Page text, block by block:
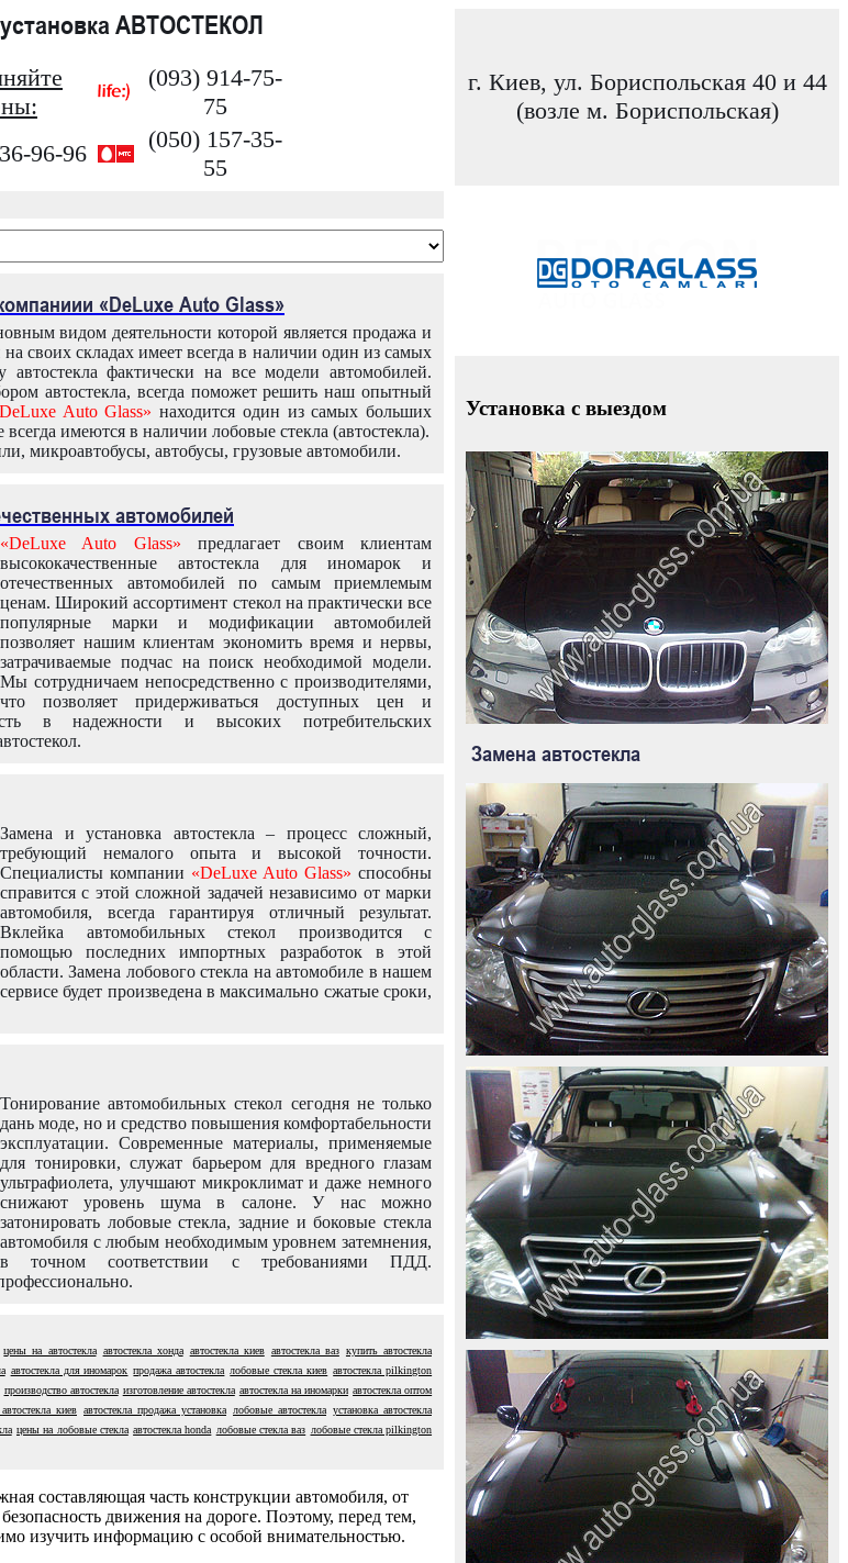
АВТОСТЕКОЛ
(093) 914-75-
75
96-96
(050) 157-35-
55
г. Киев, ул. Бориспольская 40 и 44
(возле м. Бориспольская)
«DeLuxe Auto Glass»
видом деятельности которой является продажа и
своих складах имеет всегда в наличии один из самых
фактически на все модели автомобилей.
автостекла, всегда поможет решить наш опытный
Auto Glass» находится один из самых больших
всегда имеются в наличии лобовые стекла (автостекла).
микроавтобусы, автобусы, грузовые автомобили.
автомобилей
«DeLuxe Auto Glass» предлагает своим клиентам
высококачественные автостекла для иномарок и
отечественных автомобилей по самым приемлемым
ценам. Широкий ассортимент стекол на практически все
популярные марки и модификации автомобилей
позволяет нашим клиентам экономить время и нервы,
затрачиваемые подчас на поиск необходимой модели.
Мы сотрудничаем непосредственно с производителями,
что позволяет придерживаться доступных цен и
в надежности и высоких потребительских
Замена и установка автостекла – процесс сложный,
требующий немалого опыта и высокой точности.
Специалисты компании «DeLuxe Auto Glass» способны
справится с этой сложной задачей независимо от марки
автомобиля, всегда гарантируя отличный результат.
Вклейка автомобильных стекол производится с
помощью последних импортных разработок в этой
области. Замена лобового стекла на автомобиле в нашем
сервисе будет произведена в максимально сжатые сроки,
Тонирование автомобильных стекол сегодня не только
дань моде, но и средство повышения комфортабельности
эксплуатации. Современные материалы, применяемые
для тонировки, служат барьером для вредного глазам
ультрафиолета, улучшают микроклимат и даже немного
снижают уровень шума в салоне. У нас можно
затонировать лобовые стекла, задние и боковые стекла
автомобиля с любым необходимым уровнем затемнения,
в точном соответствии с требованиями ПДД.
цены на автостекла автостекла хонда автостекла киев автостекла ваз купить автостекла
автостекла для иномарок продажа автостекла лобовые стекла киев автостекла pilkington
производство автостекла изготовление автостекла автостекла на иномарки автостекла оптом
киев автостекла продажа установка лобовые автостекла установка автостекла
цены на лобовые стекла автостекла honda лобовые стекла ваз лобовые стекла pilkington
составляющая часть конструкции автомобиля, от
движения на дороге. Поэтому, перед тем,
изучить информацию с особой внимательностью.
Установка с выездом
Замена автостекла